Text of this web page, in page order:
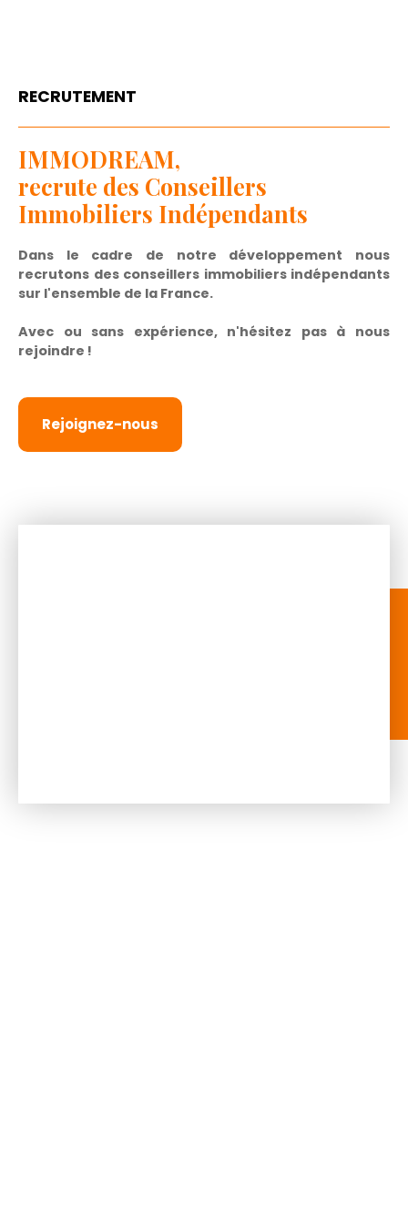
RECRUTEMENT
IMMODREAM,
recrute des Conseillers
Immobiliers Indépendants
Dans le cadre de notre développement nous
recrutons des conseillers immobiliers indépendants
sur l'ensemble de la France.
Avec ou sans expérience, n'hésitez pas à nous
rejoindre !
Rejoignez-nous